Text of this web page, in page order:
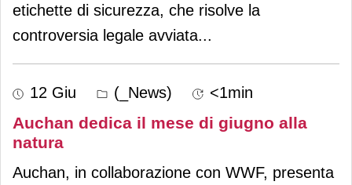
etichette di sicurezza, che risolve la
controversia legale avviata...
12 Giu (_News) <1min
Auchan dedica il mese di giugno alla
natura
Auchan, in collaborazione con WWF, presenta